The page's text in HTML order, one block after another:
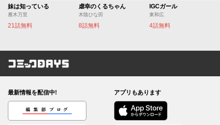
妹は知っている
雁木万里
21話無料
虐幸のくるちゃん
木陰ひな田
8話無料
IGCガール
東和広
4話無料
コミックDAYS
最新情報を配信中!
編集部ブログ
アプリもあります